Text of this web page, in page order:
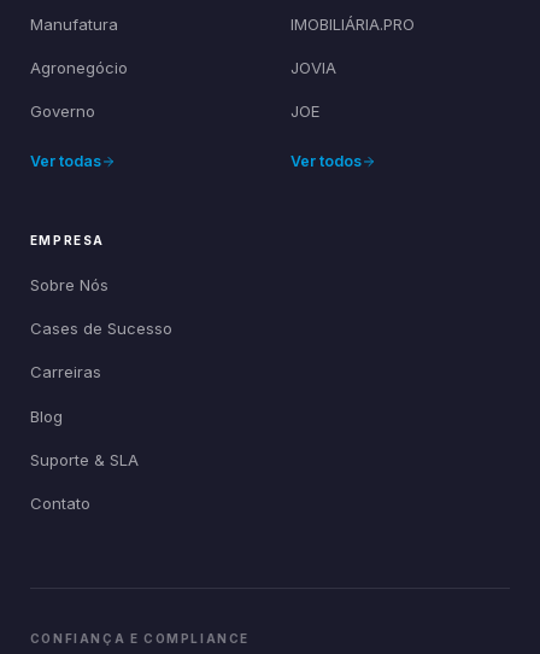
Manufatura
Agronegócio
Governo
Ver todas
IMOBILIÁRIA.PRO
JOVIA
JOE
Ver todos
EMPRESA
Sobre Nós
Cases de Sucesso
Carreiras
Blog
Suporte & SLA
Contato
CONFIANÇA E COMPLIANCE